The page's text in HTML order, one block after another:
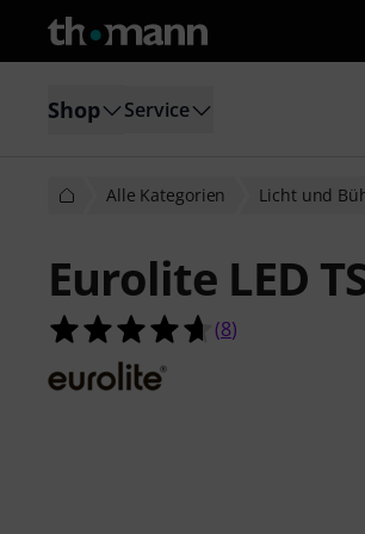
Shop Service
Alle Kategorien Licht und
Eurolite LED
4.6 von 5
(8)